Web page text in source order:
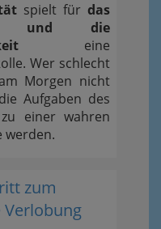
spielt für das
und die
eine
Wer schlecht
Morgen nicht
Aufgaben des
einer wahren
werden.
zum
Verlobung